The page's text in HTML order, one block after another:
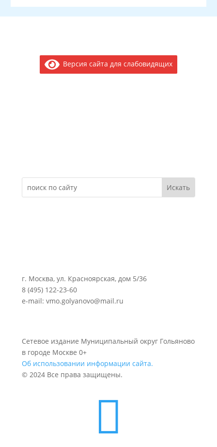
Версия сайта для слабовидящих
г. Москва, ул. Красноярская, дом 5/36
8 (495) 122-23-60
e-mail: vmo.golyanovo@mail.ru
Сетевое издание Муниципальный округ Гольяново
в городе Москве 0+
Об использовании информации сайта.
© 2024 Все права защищены.
